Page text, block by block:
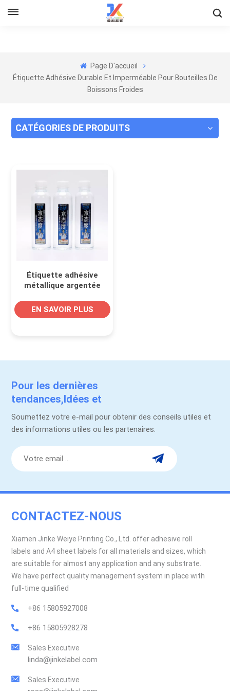
Page D'accueil
Étiquette Adhésive Durable Et Imperméable Pour Bouteilles De
Boissons Froides
CATÉGORIES DE PRODUITS
Étiquette adhésive
métallique argentée
d'eau minérale
EN SAVOIR PLUS
Pour les dernières
tendances,Idées et
promotions.
Soumettez votre e-mail pour obtenir des conseils utiles et
des informations utiles ou les partenaires.
CONTACTEZ-NOUS
Xiamen Jinke Weiye Printing Co., Ltd. offer adhesive roll
labels and A4 sheet labels for all materials and sizes, which
are suitable for almost any application and any substrate.
We have perfect quality management system in place with
full-time qualified
+86 15805927008
+86 15805928278
Sales Executive
linda@jinkelabel.com
Sales Executive